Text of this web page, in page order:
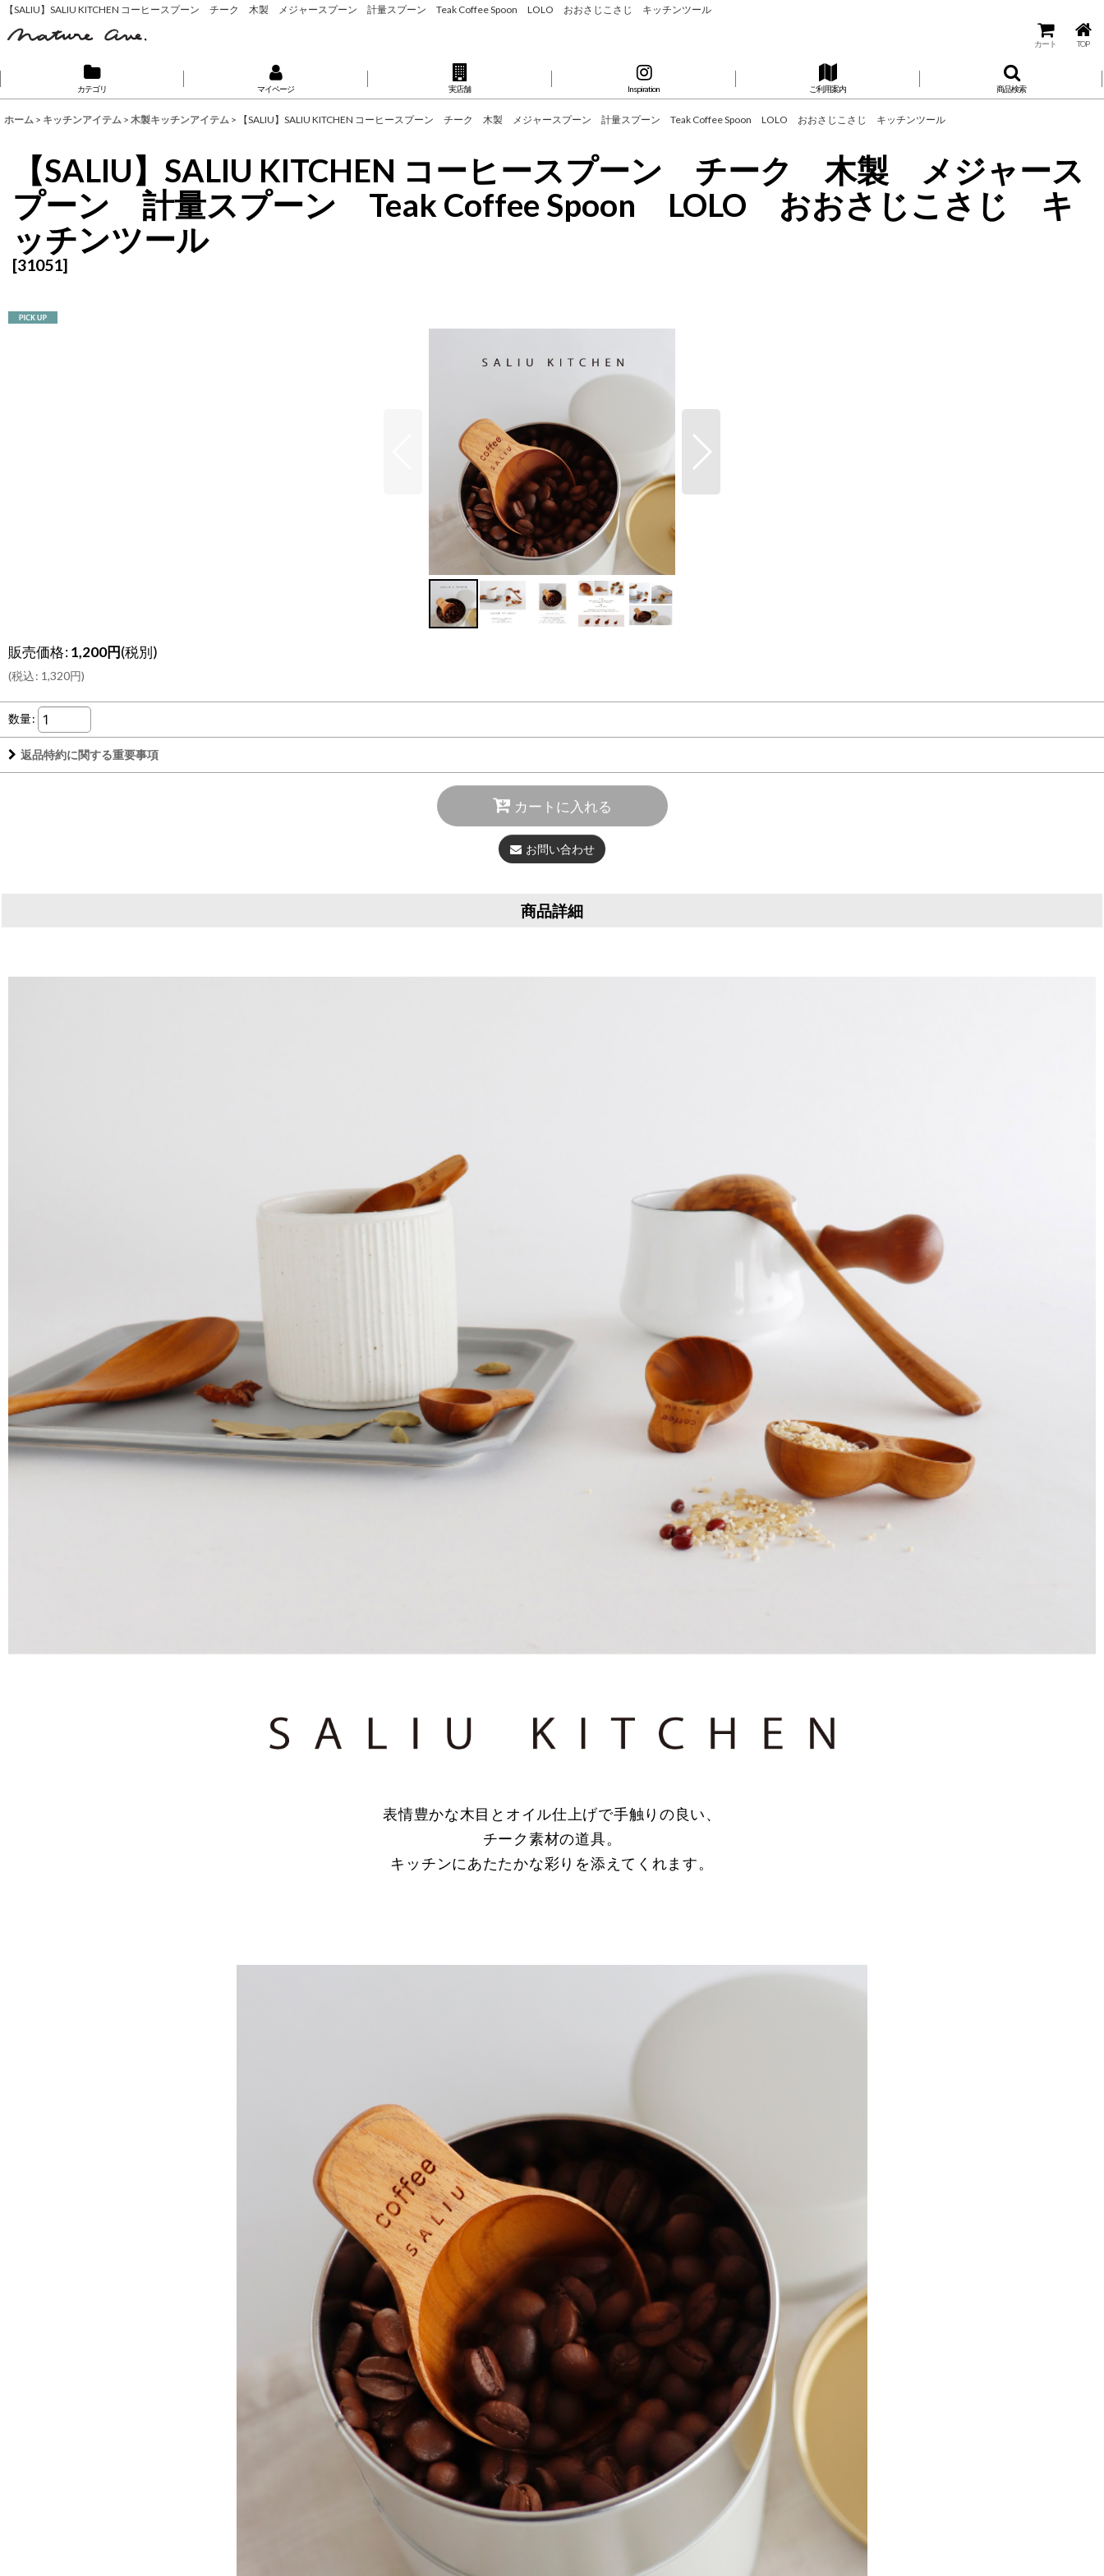
【SALIU】SALIU KITCHEN コーヒースプーン チーク 木製 メジャースプーン 計量スプーン Teak Coffee Spoon LOLO おおさじこさじ キッチンツール
カート TOP
カテゴリ マイページ 実店舗 Inspiration ご利用案内 商品検索
ホーム > キッチンアイテム > 木製キッチンアイテム > 【SALIU】SALIU KITCHEN コーヒースプーン チーク 木製 メジャースプーン 計量スプーン Teak Coffee Spoon LOLO おおさじこさじ キッチンツール
【SALIU】SALIU KITCHEN コーヒースプーン チーク 木製 メジャース
プーン 計量スプーン Teak Coffee Spoon LOLO おおさじこさじ キ
ッチンツール
[31051]
販売価格:1,200円(税別)
(税込: 1,320円)
数量:
返品特約に関する重要事項
カートに入れる
お問い合わせ
商品詳細
表情豊かな木目とオイル仕上げで手触りの良い、
チーク素材の道具。
キッチンにあたたかな彩りを添えてくれます。